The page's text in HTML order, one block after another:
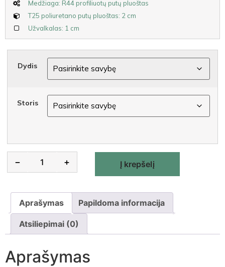
Medžiaga: R44 profiliuotų putų pluoštas
T25 poliuretano putų pluoštas: 2 cm
Užvalkalas: 1 cm
Dydis
Storis
− + Į krepšelį
Aprašymas Papildoma informacija
Atsiliepimai (0)
Aprašymas